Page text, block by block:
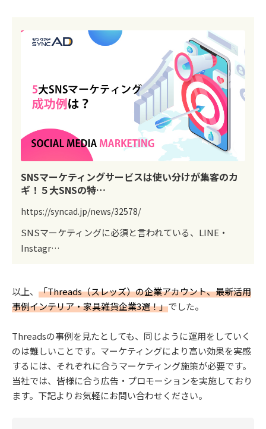
SNSマーケティングサービスは使い分けが集客のカ
ギ！５大SNSの特…
https://syncad.jp/news/32578/
SNSマーケティングに必須と言われている、LINE・
Instagr…
以上、 「Threads（スレッズ）の企業アカウント、最新活用
事例インテリア・家具雑貨企業3選！」でした。
Threadsの事例を見たとしても、同じように運用をしていく
のは難しいことです。マーケティングにより高い効果を実感
するには、それぞれに合うマーケティング施策が必要です。
当社では、皆様に合う広告・プロモーションを実施しており
ます。下記よりお気軽にお問い合わせください。